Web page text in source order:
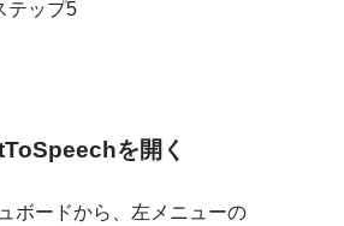
テップ5
を開く
ボードから、左メニューの